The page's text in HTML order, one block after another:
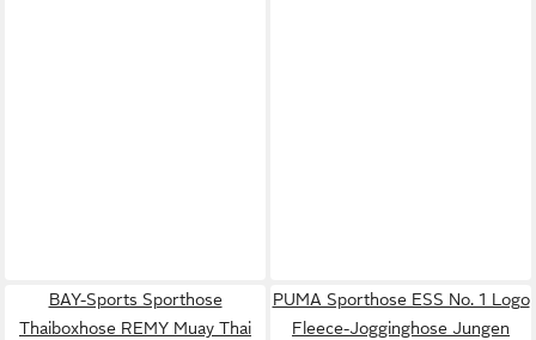
BAY-Sports Sporthose
Thaiboxhose REMY Muay Thai
PUMA Sporthose ESS No. 1 Logo
Fleece-Jogginghose Jungen